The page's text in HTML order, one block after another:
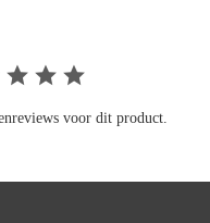
voor dit product.